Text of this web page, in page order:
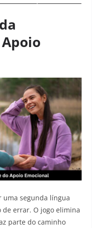
uma segunda língua
errar. O jogo elimina
parte do caminho